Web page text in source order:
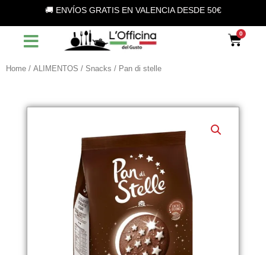
contenuto
🚚 ENVÍOS GRATIS EN VALENCIA DESDE 50€
Home / ALIMENTOS / Snacks / Pan di stelle